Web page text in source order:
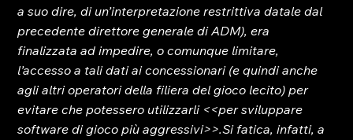
a suo dire, di un’interpretazione restrittiva datale dal
precedente direttore generale di ADM), era
finalizzata ad impedire, o comunque limitare,
l’accesso a tali dati ai concessionari (e quindi anche
agli altri operatori della filiera del gioco lecito) per
evitare che potessero utilizzarli <<per sviluppare
software di gioco più aggressivi>>.Si fatica, infatti, a